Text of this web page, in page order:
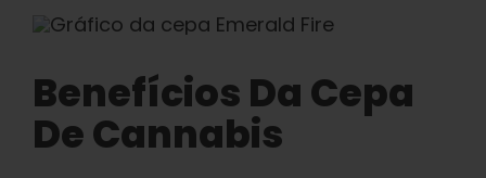
Benefícios Da Cepa
De Cannabis